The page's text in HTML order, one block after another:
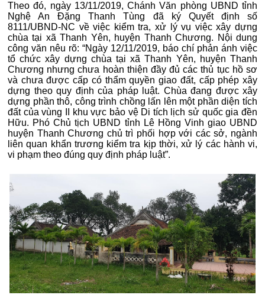
Theo đó, ngày 13/11/2019, Chánh Văn phòng UBND tỉnh
Nghệ An Đặng Thanh Tùng đã ký Quyết định số
8111/UBND-NC về việc kiểm tra, xử lý vụ việc xây dựng
chùa tại xã Thanh Yên, huyện Thanh Chương. Nội dung
công văn nêu rõ: “Ngày 12/11/2019, báo chí phản ánh việc
tổ chức xây dựng chùa tại xã Thanh Yên, huyện Thanh
Chương nhưng chưa hoàn thiện đầy đủ các thủ tục hồ sơ
và chưa được cấp có thẩm quyền giao đất, cấp phép xây
dựng theo quy định của pháp luật. Chùa đang được xây
dựng phần thô, công trình chồng lấn lên một phần diện tích
đất của vùng II khu vực bảo vệ Di tích lịch sử quốc gia đền
Hữu. Phó Chủ tịch UBND tỉnh Lê Hồng Vinh giao UBND
huyện Thanh Chương chủ trì phối hợp với các sở, ngành
liên quan khẩn trương kiểm tra kịp thời, xử lý các hành vi,
vi phạm theo đúng quy định pháp luật”.